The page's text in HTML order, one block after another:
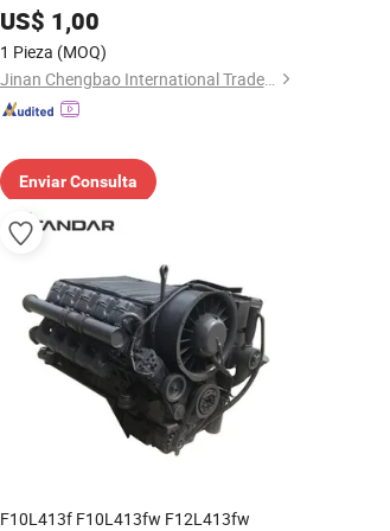
Deutz (Nt855c280 NT855C360
NT855C400 M11 K19 6BT 6CT)
US$ 1,00
1 Pieza (MOQ)
Jinan Chengbao International Trade Co., Ltd.
Enviar Consulta
F10L413f F10L413fw F12L413fw